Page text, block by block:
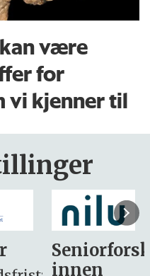
være
for
vi kjenner til
søker